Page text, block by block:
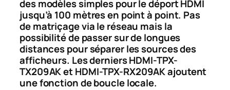
des modèles simples pour le déport HDMI
jusqu’à 100 mètres en point à point. Pas
de matriçage via le réseau mais la
possibilité de passer sur de longues
distances pour séparer les sources des
afficheurs. Les derniers HDMI-TPX-
TX209AK et HDMI-TPX-RX209AK ajoutent
une fonction de boucle locale.